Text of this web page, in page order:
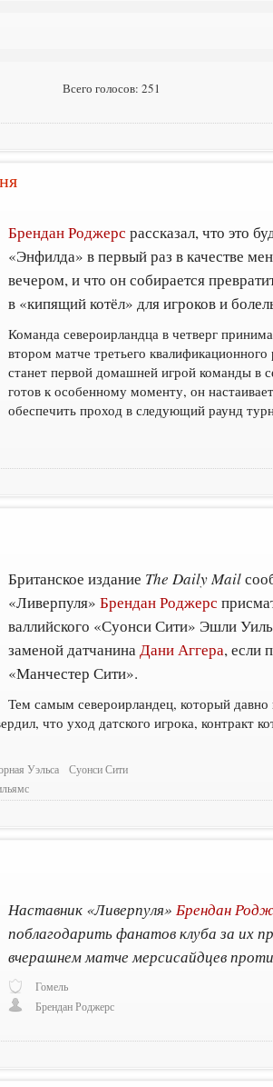
Всего голосов: 251
Брендан Роджерс рассказал, что это
«Энфилда» в первый раз в качестве
вечером, и что он собирается
в «кипящий котёл» для игроков и
Команда североирландца в четверг
втором матче третьего
станет первой домашней игрой команды в
готов к особенному моменту, он
обеспечить проход в следующий раунд
Британское издание The Daily Mail
«Ливерпуля»Брендан Роджерс
валлийского «Суонси Сити» Эшли
заменой датчанина Дани Аггера, если
«Манчестер Сити».
Тем самым североирландец, который давно
что уход датского игрока, контракт
Уэльса
Суонси Сити
Наставник «Ливерпуля» Брендан
поблагодарить фанатов клуба за их
вчерашнем матче мерсисайдцев
Гомель
Брендан Роджерс